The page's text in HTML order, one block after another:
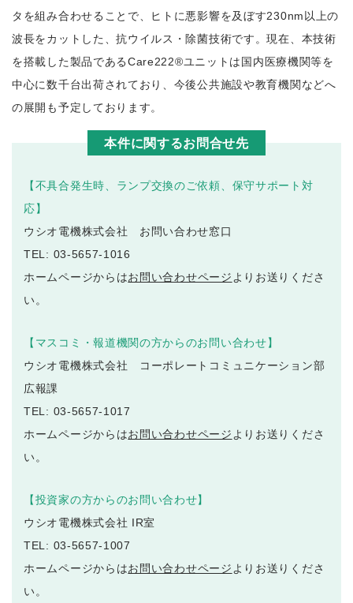
タを組み合わせることで、ヒトに悪影響を及ぼす230nm以上の
波長をカットした、抗ウイルス・除菌技術です。現在、本技術
を搭載した製品であるCare222®ユニットは国内医療機関等を
中心に数千台出荷されており、今後公共施設や教育機関などへ
の展開も予定しております。
本件に関するお問合せ先
【不具合発生時、ランプ交換のご依頼、保守サポート対
応】
ウシオ電機株式会社 お問い合わせ窓口
TEL: 03-5657-1016
ホームページからはお問い合わせページ よりお送りくださ
い。
【マスコミ・報道機関の方からのお問い合わせ】
ウシオ電機株式会社 コーポレートコミュニケーション部
広報課
TEL: 03-5657-1017
ホームページからはお問い合わせページ よりお送りくださ
い。
【投資家の方からのお問い合わせ】
ウシオ電機株式会社 IR室
TEL: 03-5657-1007
ホームページからはお問い合わせページ よりお送りくださ
い。